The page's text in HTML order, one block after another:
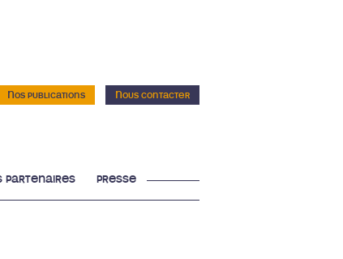
Nos publications Nous contacter
partenaires presse